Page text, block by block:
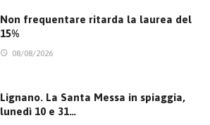
Non frequentare ritarda la laurea del
15%
08/08/2026
Lignano. La Santa Messa in spiaggia,
lunedì 10 e 31…